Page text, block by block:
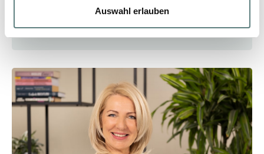
Auswahl erlauben
Sie werden genau wissen, worauf Sie achten
sollten und sind somit gut vorbereitet.